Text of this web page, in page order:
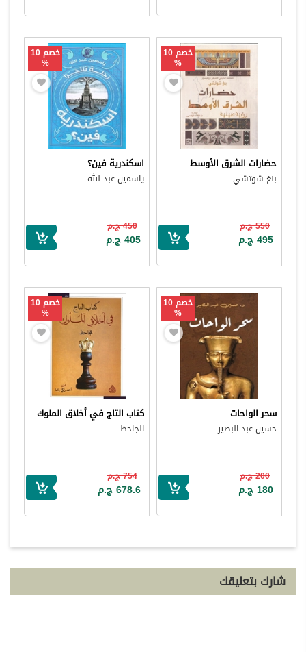
خصم 10
%
حضارات الشرق الأوسط
بنغ شوتشي
550 ج.م
495 ج.م
خصم 10
%
اسكندرية فين؟
ياسمين عبد الله
450 ج.م
405 ج.م
خصم 10
%
سحر الواحات
حسين عبد البصير
200 ج.م
180 ج.م
خصم 10
%
كتاب التاج في أخلاق الملوك
الجاحظ
754 ج.م
678.6 ج.م
شارك بتعليقك